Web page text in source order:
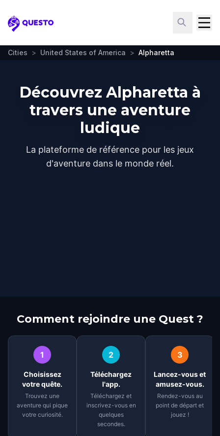
Questo
Cities > United States of America > Alpharetta
Découvrez Alpharetta à
travers une aventure
ludique
La plateforme de référence pour les jeux
d'aventure dans le monde réel.
Comment rejoindre une Quest ?
1
Choisissez
votre quête.
Trouvez une
aventure qui pique
votre curiosité.
2
Téléchargez
l'app.
Téléchargez et
inscrivez-vous en
quelques
secondes.
3
Lancez-vous et
amusez-vous.
Rendez-vous au
point de départ et
jouez !